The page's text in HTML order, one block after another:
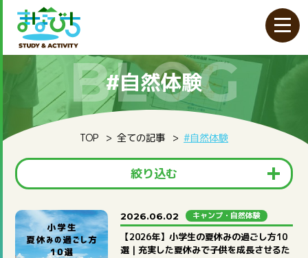
#自然体験
BLOG
TOP 全ての記事 #自然体験
絞り込む
お知らせ キャンプ・自然体験
その他
2026.06.02 キャンプ・自然体験
【2026年】小学生の夏休みの過ごし方10
選｜充実した夏休みで子供を成長させるた